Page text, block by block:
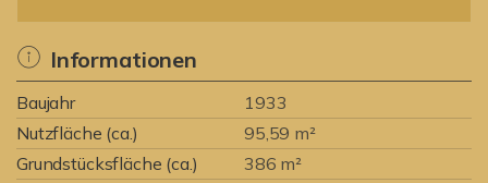
Informationen
Baujahr
1933
Nutzfläche (ca.)
95,59 m²
Grundstücksfläche (ca.)
386 m²